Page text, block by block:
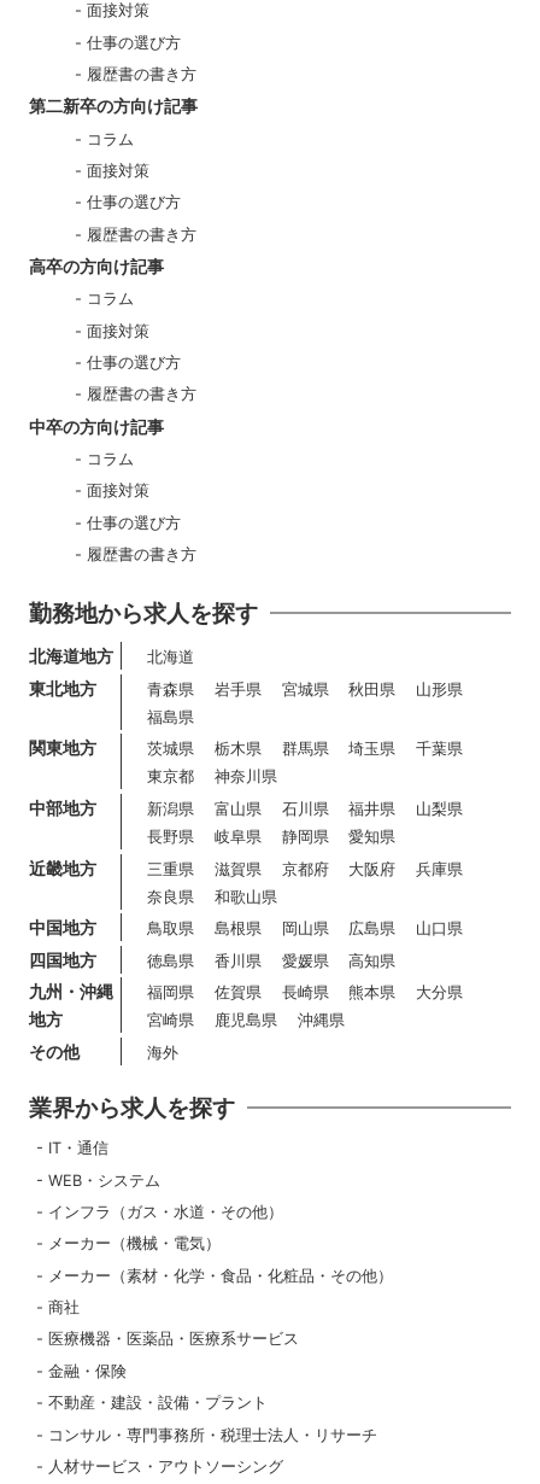
面接対策
仕事の選び方
履歴書の書き方
第二新卒の方向け記事
コラム
面接対策
仕事の選び方
履歴書の書き方
高卒の方向け記事
コラム
面接対策
仕事の選び方
履歴書の書き方
中卒の方向け記事
コラム
面接対策
仕事の選び方
履歴書の書き方
勤務地から求人を探す
北海道地方 北海道
東北地方 青森県 岩手県 宮城県 秋田県
山形県
福島県
関東地方 茨城県 栃木県 群馬県 埼玉県
千葉県
東京都
神奈川県
中部地方 新潟県 富山県 石川県 福井県
山梨県
長野県
岐阜県 静岡県 愛知県
近畿地方 三重県 滋賀県 京都府 大阪府
兵庫県
奈良県
和歌山県
中国地方 鳥取県 島根県 岡山県 広島県 山口県
四国地方 徳島県 香川県 愛媛県 高知県
九州・沖縄
地方
福岡県 佐賀県 長崎県 熊本県
大分県
宮崎県
鹿児島県 沖縄県
その他 海外
業界から求人を探す
IT・通信
WEB・システム
インフラ（ガス・水道・その他）
メーカー（機械・電気）
メーカー（素材・化学・食品・化粧品・その他）
商社
医療機器・医薬品・医療系サービス
金融・保険
不動産・建設・設備・プラント
コンサル・専門事務所・税理士法人・リサーチ
人材サービス・アウトソーシング